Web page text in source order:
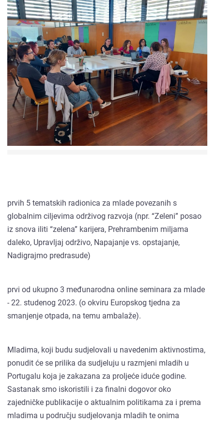
prvih 5 tematskih radionica za mlade povezanih s
globalnim ciljevima održivog razvoja (npr. “Zeleni” posao
iz snova iliti “zelena” karijera, Prehrambenim miljama
daleko, Upravljaj održivo, Napajanje vs. opstajanje,
Nadigrajmo predrasude)
prvi od ukupno 3 međunarodna online seminara za mlade
- 22. studenog 2023. (o okviru Europskog tjedna za
smanjenje otpada, na temu ambalaže).
Mladima, koji budu sudjelovali u navedenim aktivnostima,
ponudit će se prilika da sudjeluju u razmjeni mladih u
Portugalu koja je zakazana za proljeće iduće godine.
Sastanak smo iskoristili i za finalni dogovor oko
zajedničke publikacije o aktualnim politikama za i prema
mladima u području sudjelovanja mladih te onima